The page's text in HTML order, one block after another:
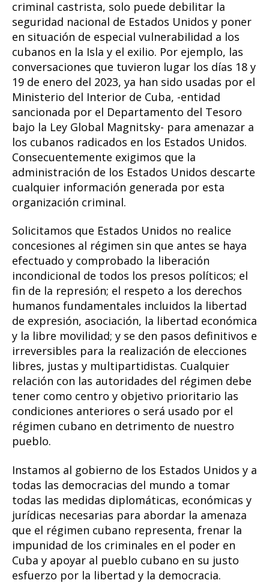
criminal castrista, solo puede debilitar la
seguridad nacional de Estados Unidos y poner
en situación de especial vulnerabilidad a los
cubanos en la Isla y el exilio. Por ejemplo, las
conversaciones que tuvieron lugar los días 18 y
19 de enero del 2023, ya han sido usadas por el
Ministerio del Interior de Cuba, -entidad
sancionada por el Departamento del Tesoro
bajo la Ley Global Magnitsky- para amenazar a
los cubanos radicados en los Estados Unidos.
Consecuentemente exigimos que la
administración de los Estados Unidos descarte
cualquier información generada por esta
organización criminal.
Solicitamos que Estados Unidos no realice
concesiones al régimen sin que antes se haya
efectuado y comprobado la liberación
incondicional de todos los presos políticos; el
fin de la represión; el respeto a los derechos
humanos fundamentales incluidos la libertad
de expresión, asociación, la libertad económica
y la libre movilidad; y se den pasos definitivos e
irreversibles para la realización de elecciones
libres, justas y multipartidistas. Cualquier
relación con las autoridades del régimen debe
tener como centro y objetivo prioritario las
condiciones anteriores o será usado por el
régimen cubano en detrimento de nuestro
pueblo.
Instamos al gobierno de los Estados Unidos y a
todas las democracias del mundo a tomar
todas las medidas diplomáticas, económicas y
jurídicas necesarias para abordar la amenaza
que el régimen cubano representa, frenar la
impunidad de los criminales en el poder en
Cuba y apoyar al pueblo cubano en su justo
esfuerzo por la libertad y la democracia.